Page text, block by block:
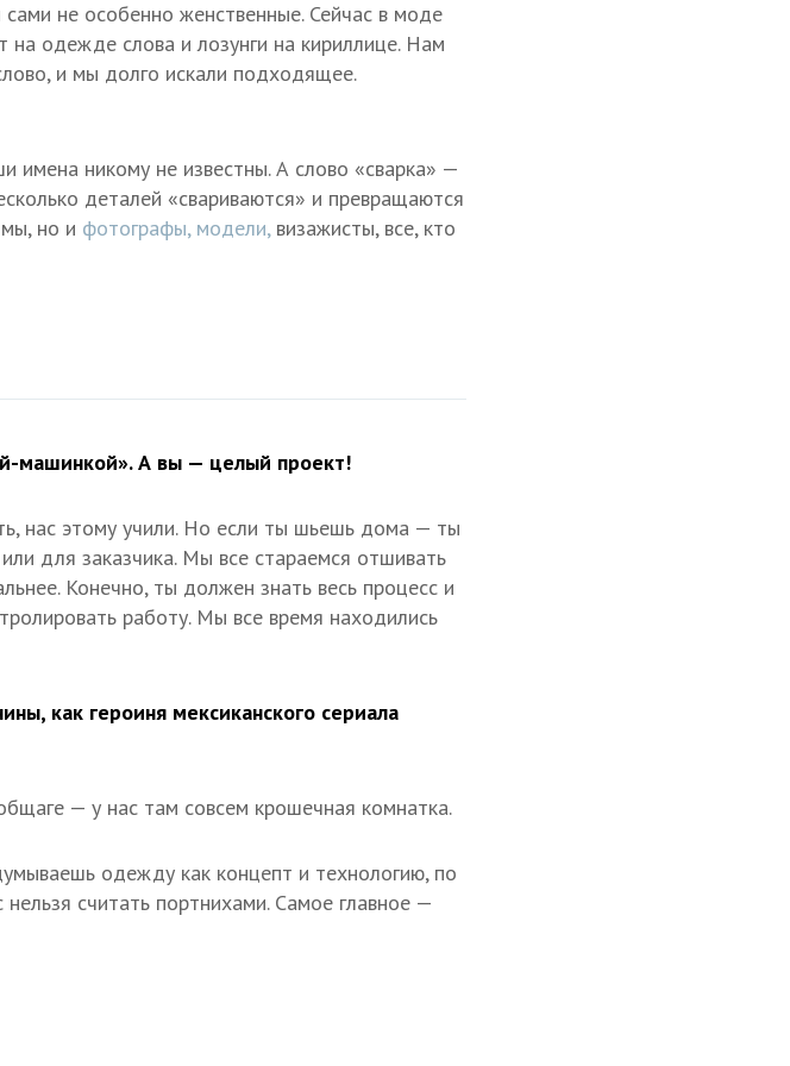
не особенно женственные. Сейчас в моде
на одежде слова и лозунги на кириллице. Нам
и мы долго искали подходящее.
никому не известны. А слово «сварка» —
деталей «свариваются» и превращаются
но и фотографы, модели,визажисты, все, кто
машинкой». А вы — целый проект!
нас этому учили. Но если ты шьешь дома — ты
для заказчика. Мы все стараемся отшивать
Конечно, ты должен знать весь процесс и
работу. Мы все время находились
как героиня мексиканского сериала
— у нас там совсем крошечная комнатка.
одежду как концепт и технологию, по
считать портнихами. Самое главное —